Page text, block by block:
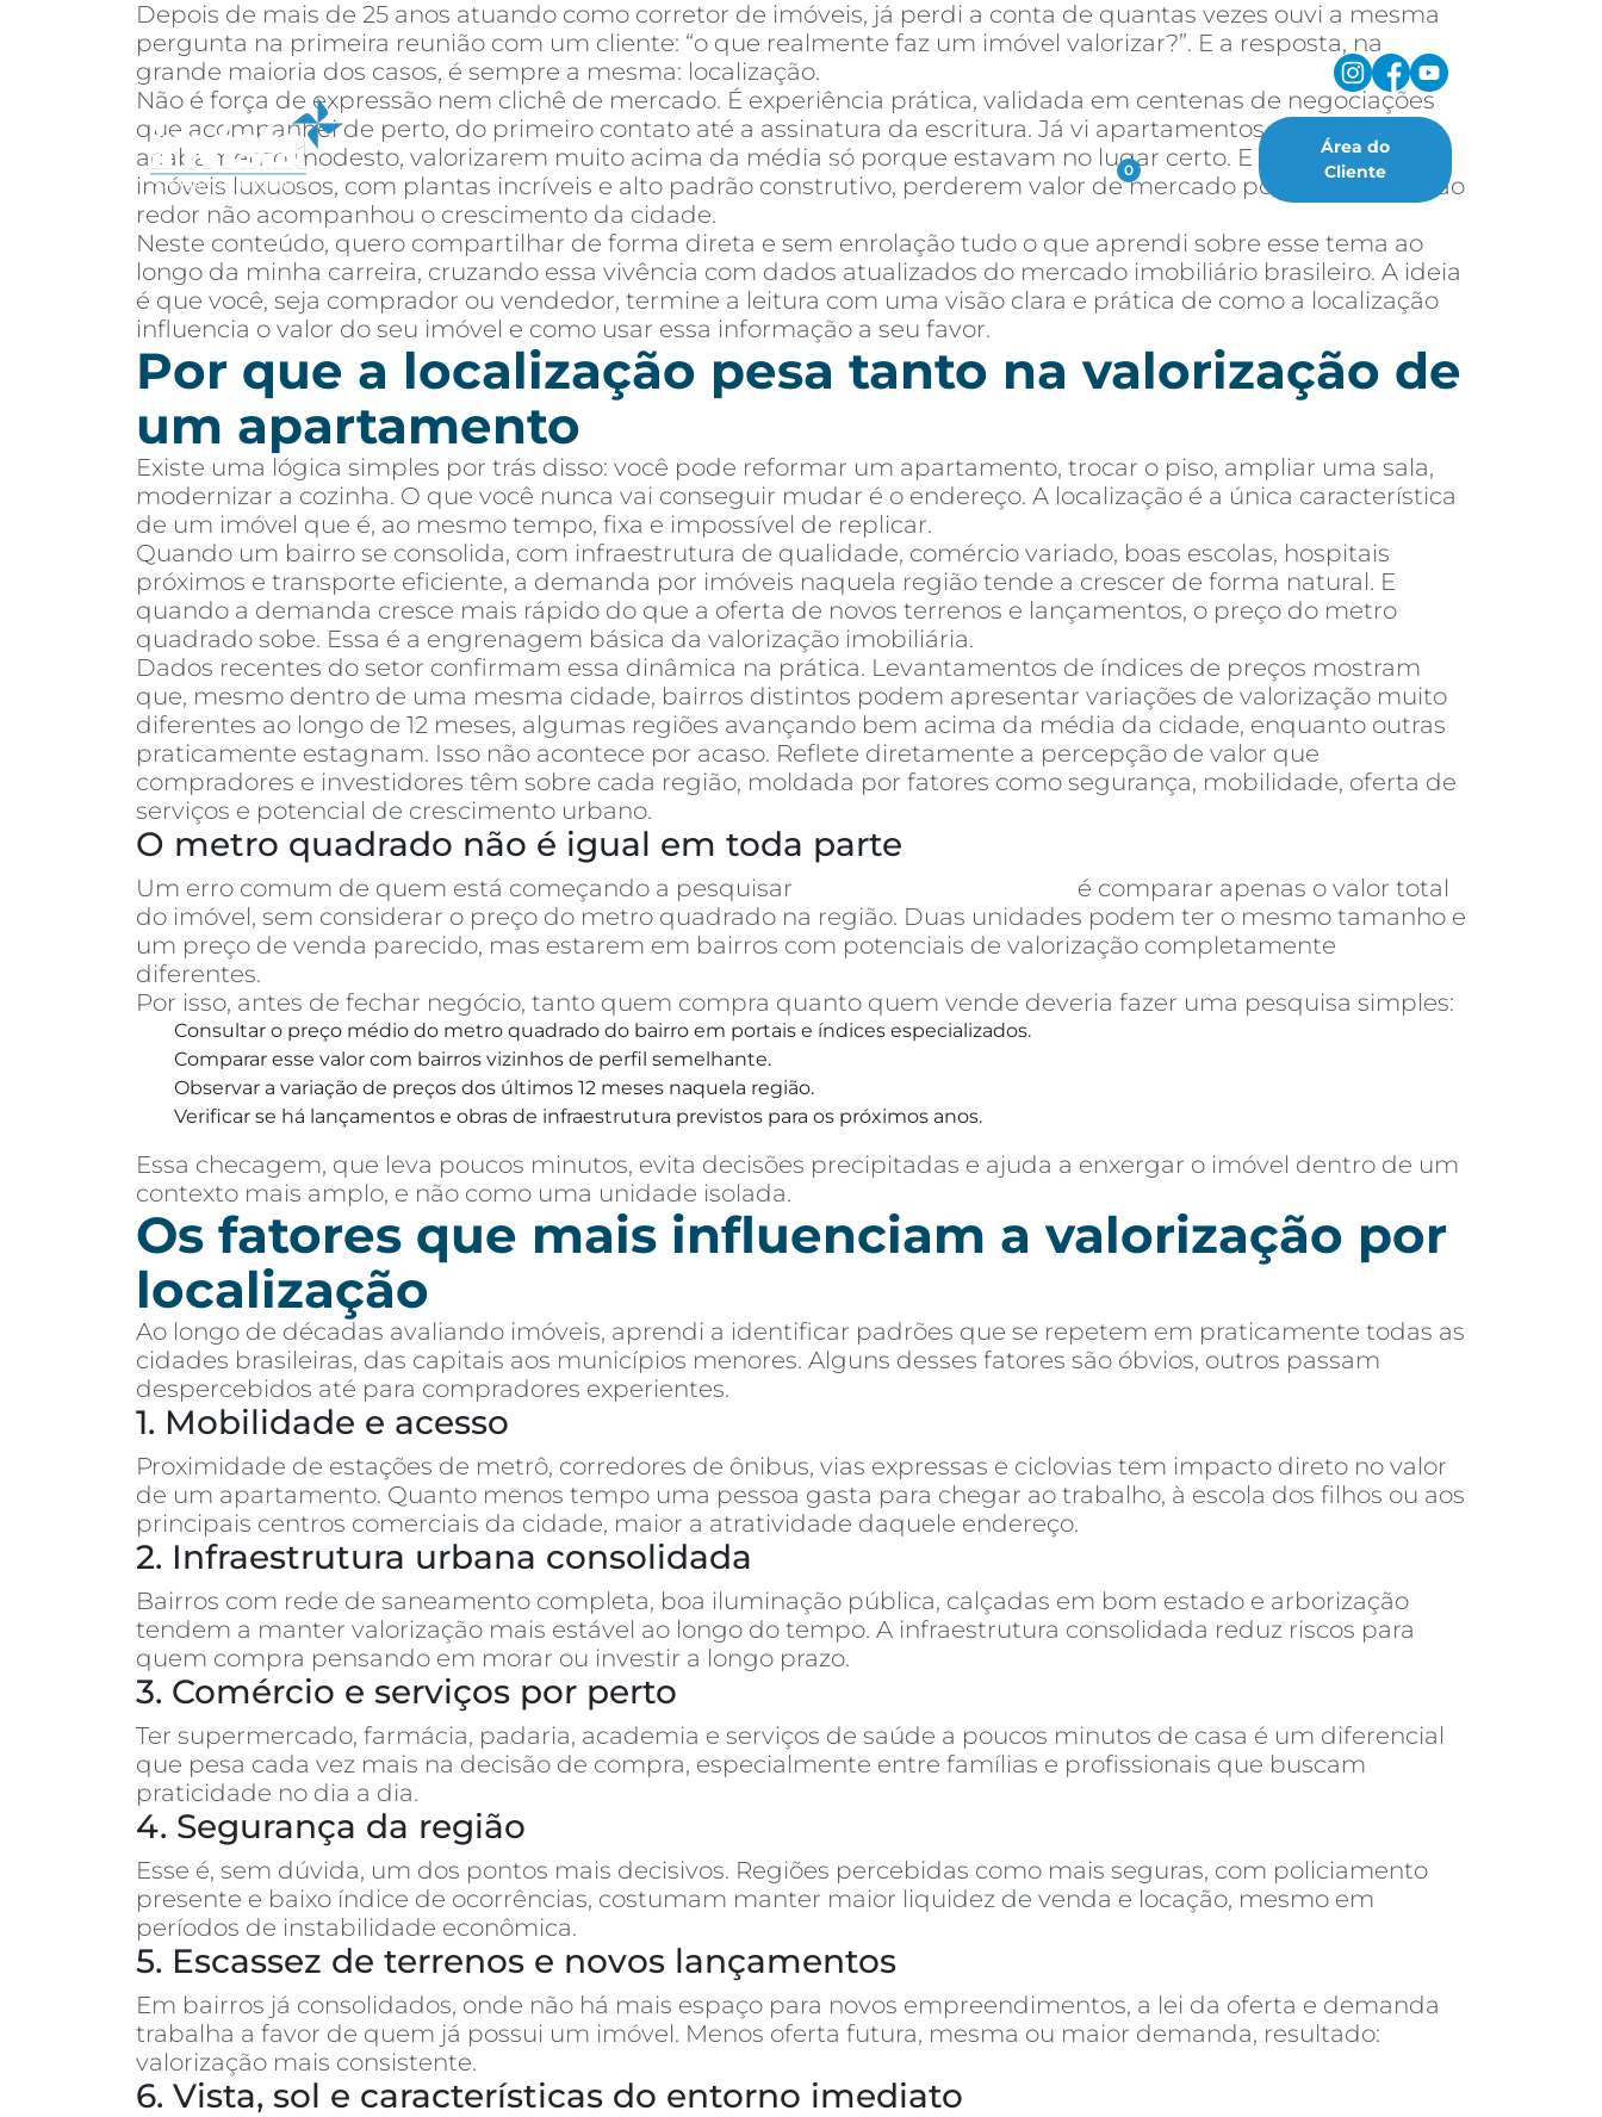
SobreComprarAlugarBlog Por Dentro da Invista AR EducaçãoContato Favoritos 0
Área do
Cliente
Depois de mais de 25 anos atuando como corretor de imóveis, já perdi a conta de quantas vezes ouvi a mesma
pergunta na primeira reunião com um cliente: “o que realmente faz um imóvel valorizar?”. E a resposta, na
grande maioria dos casos, é sempre a mesma: localização.
Não é força de expressão nem clichê de mercado. É experiência prática, validada em centenas de negociações
que acompanhei de perto, do primeiro contato até a assinatura da escritura. Já vi apartamentos simples, com
acabamento modesto, valorizarem muito acima da média só porque estavam no lugar certo. E também já vi
imóveis luxuosos, com plantas incríveis e alto padrão construtivo, perderem valor de mercado porque a região ao
redor não acompanhou o crescimento da cidade.
Neste conteúdo, quero compartilhar de forma direta e sem enrolação tudo o que aprendi sobre esse tema ao
longo da minha carreira, cruzando essa vivência com dados atualizados do mercado imobiliário brasileiro. A ideia
é que você, seja comprador ou vendedor, termine a leitura com uma visão clara e prática de como a localização
influencia o valor do seu imóvel e como usar essa informação a seu favor.
Por que a localização pesa tanto na valorização de
um apartamento
Existe uma lógica simples por trás disso: você pode reformar um apartamento, trocar o piso, ampliar uma sala,
modernizar a cozinha. O que você nunca vai conseguir mudar é o endereço. A localização é a única característica
de um imóvel que é, ao mesmo tempo, fixa e impossível de replicar.
Quando um bairro se consolida, com infraestrutura de qualidade, comércio variado, boas escolas, hospitais
próximos e transporte eficiente, a demanda por imóveis naquela região tende a crescer de forma natural. E
quando a demanda cresce mais rápido do que a oferta de novos terrenos e lançamentos, o preço do metro
quadrado sobe. Essa é a engrenagem básica da valorização imobiliária.
Dados recentes do setor confirmam essa dinâmica na prática. Levantamentos de índices de preços mostram
que, mesmo dentro de uma mesma cidade, bairros distintos podem apresentar variações de valorização muito
diferentes ao longo de 12 meses, algumas regiões avançando bem acima da média da cidade, enquanto outras
praticamente estagnam. Isso não acontece por acaso. Reflete diretamente a percepção de valor que
compradores e investidores têm sobre cada região, moldada por fatores como segurança, mobilidade, oferta de
serviços e potencial de crescimento urbano.
O metro quadrado não é igual em toda parte
Um erro comum de quem está começando a pesquisar
é comparar apenas o valor total
do imóvel, sem considerar o preço do metro quadrado na região. Duas unidades podem ter o mesmo tamanho e
um preço de venda parecido, mas estarem em bairros com potenciais de valorização completamente
diferentes.
Por isso, antes de fechar negócio, tanto quem compra quanto quem vende deveria fazer uma pesquisa simples:
Consultar o preço médio do metro quadrado do bairro em portais e índices especializados.
Comparar esse valor com bairros vizinhos de perfil semelhante.
Observar a variação de preços dos últimos 12 meses naquela região.
Verificar se há lançamentos e obras de infraestrutura previstos para os próximos anos.
Essa checagem, que leva poucos minutos, evita decisões precipitadas e ajuda a enxergar o imóvel dentro de um
contexto mais amplo, e não como uma unidade isolada.
Os fatores que mais influenciam a valorização por
localização
Ao longo de décadas avaliando imóveis, aprendi a identificar padrões que se repetem em praticamente todas as
cidades brasileiras, das capitais aos municípios menores. Alguns desses fatores são óbvios, outros passam
despercebidos até para compradores experientes.
1. Mobilidade e acesso
Proximidade de estações de metrô, corredores de ônibus, vias expressas e ciclovias tem impacto direto no valor
de um apartamento. Quanto menos tempo uma pessoa gasta para chegar ao trabalho, à escola dos filhos ou aos
principais centros comerciais da cidade, maior a atratividade daquele endereço.
2. Infraestrutura urbana consolidada
Bairros com rede de saneamento completa, boa iluminação pública, calçadas em bom estado e arborização
tendem a manter valorização mais estável ao longo do tempo. A infraestrutura consolidada reduz riscos para
quem compra pensando em morar ou investir a longo prazo.
3. Comércio e serviços por perto
Ter supermercado, farmácia, padaria, academia e serviços de saúde a poucos minutos de casa é um diferencial
que pesa cada vez mais na decisão de compra, especialmente entre famílias e profissionais que buscam
praticidade no dia a dia.
4. Segurança da região
Esse é, sem dúvida, um dos pontos mais decisivos. Regiões percebidas como mais seguras, com policiamento
presente e baixo índice de ocorrências, costumam manter maior liquidez de venda e locação, mesmo em
períodos de instabilidade econômica.
5. Escassez de terrenos e novos lançamentos
Em bairros já consolidados, onde não há mais espaço para novos empreendimentos, a lei da oferta e demanda
trabalha a favor de quem já possui um imóvel. Menos oferta futura, mesma ou maior demanda, resultado:
valorização mais consistente.
6. Vista, sol e características do entorno imediato